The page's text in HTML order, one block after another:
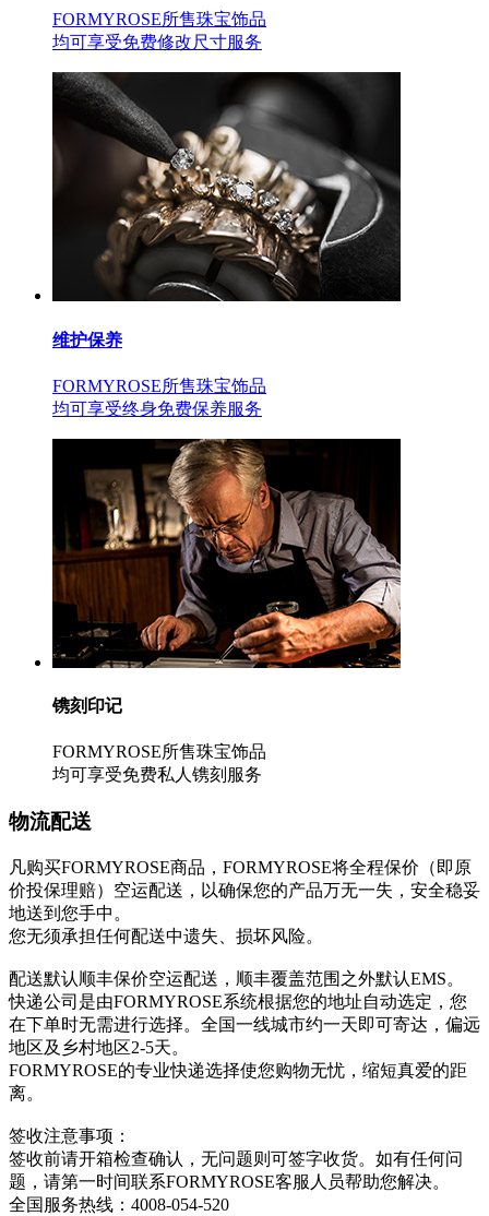
FORMYROSE所售珠宝饰品
均可享受免费修改尺寸服务
维护保养
FORMYROSE所售珠宝饰品
均可享受终身免费保养服务
镌刻印记
FORMYROSE所售珠宝饰品
均可享受免费私人镌刻服务
物流配送
凡购买FORMYROSE商品，FORMYROSE将全程保价（即原
价投保理赔）空运配送，以确保您的产品万无一失，安全稳妥
地送到您手中。
您无须承担任何配送中遗失、损坏风险。
配送默认顺丰保价空运配送，顺丰覆盖范围之外默认EMS。
快递公司是由FORMYROSE系统根据您的地址自动选定，您
在下单时无需进行选择。全国一线城市约一天即可寄达，偏远
地区及乡村地区2-5天。
FORMYROSE的专业快递选择使您购物无忧，缩短真爱的距
离。
签收注意事项：
签收前请开箱检查确认，无问题则可签字收货。如有任何问
题，请第一时间联系FORMYROSE客服人员帮助您解决。
全国服务热线：4008-054-520